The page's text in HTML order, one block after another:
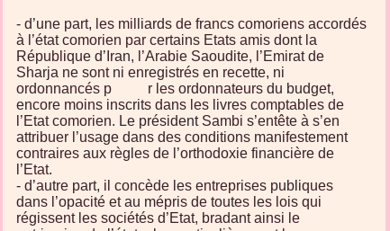
- d’une part, les milliards de francs comoriens accordés
à l’état comorien par certains Etats amis dont la
République d’Iran, l’Arabie Saoudite, l’Emirat de
Sharja ne sont ni enregistrés en recette, ni
ordonnancés p r les ordonnateurs du budget,
encore moins inscrits dans les livres comptables de
l’Etat comorien. Le président Sambi s’entête à s’en
attribuer l’usage dans des conditions manifestement
contraires aux règles de l’orthodoxie financière de
l’Etat.
- d’autre part, il concède les entreprises publiques
dans l’opacité et au mépris de toutes les lois qui
régissent les sociétés d’Etat, bradant ainsi le